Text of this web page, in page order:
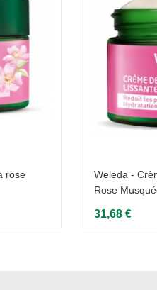
rose
Weleda -
Rose
31,68 €